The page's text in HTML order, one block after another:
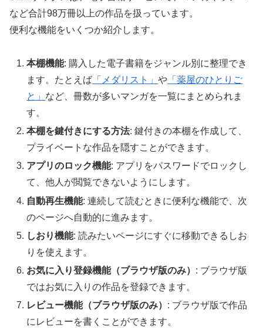
など合計98万冊以上の作品を扱っています。
便利な機能をいくつか紹介します。
本棚機能: 購入した電子書籍をジャンル別に整理でき
ます。たとえば 「メダリスト」や 「薬屋のひとりご
と」 など、冊数が多いマンガを一覧にまとめられま
す。
本棚を鍵付きにする方法: 鍵付きの本棚を作成して、
プライベートな作品を隠すことができます。
アプリのロック機能: アプリをパスワードでロックし
て、他人が閲覧できないようにします。
自動再生機能: 連続して読むときに便利な機能で、次
のページへ自動的に進みます。
しおり機能: 読みたいページにすぐに移動できるしお
りを使えます。
お気に入り登録機能（ブラウザ版のみ） : ブラウザ版
ではお気に入りの作品を登録できます。
レビュー機能（ブラウザ版のみ） : ブラウザ版で作品
にレビューを書くことができます。